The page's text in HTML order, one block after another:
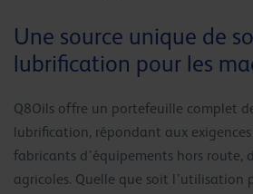
Une source unique de
lubrification pour les
Q8Oils offre un portefeuille complet
lubrification, répondant aux exigences
fabricants d’équipements hors route,
agricoles. Quelle que soit l’utilisation